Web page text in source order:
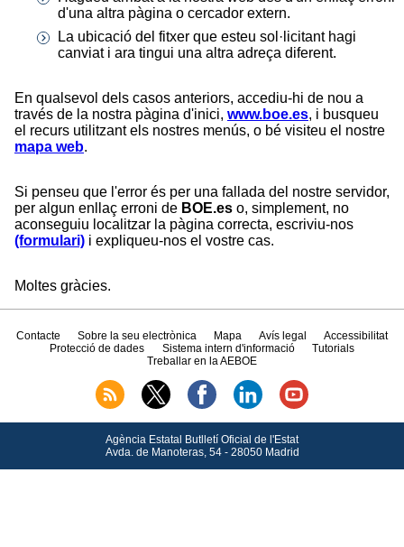
d'una altra pàgina o cercador extern.
La ubicació del fitxer que esteu sol·licitant hagi
canviat i ara tingui una altra adreça diferent.
En qualsevol dels casos anteriors, accediu-hi de nou a
través de la nostra pàgina d'inici, www.boe.es, i busqueu
el recurs utilitzant els nostres menús, o bé visiteu el nostre
mapa web.
Si penseu que l'error és per una fallada del nostre servidor,
per algun enllaç erroni de BOE.es o, simplement, no
aconseguiu localitzar la pàgina correcta, escriviu-nos
(formulari) i expliqueu-nos el vostre cas.
Moltes gràcies.
Contacte Sobre la seu electrònica Mapa Avís legal
Accessibilitat
Protecció de dades
Sistema intern d'informació
Tutorials
Treballar en la AEBOE
Agència Estatal Butlletí Oficial de l'Estat
Avda.de Manoteras, 54 - 28050 Madrid